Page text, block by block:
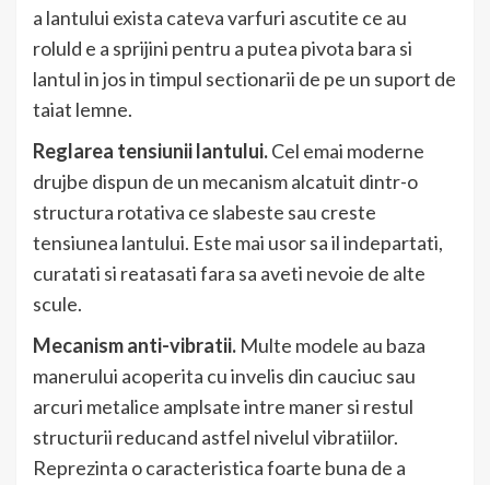
a lantului exista cateva varfuri ascutite ce au
roluld e a sprijini pentru a putea pivota bara si
lantul in jos in timpul sectionarii de pe un suport de
taiat lemne.
Reglarea tensiunii lantului.Cel emai moderne
drujbe dispun de un mecanism alcatuit dintr-o
structura rotativa ce slabeste sau creste
tensiunea lantului. Este mai usor sa il indepartati,
curatati si reatasati fara sa aveti nevoie de alte
scule.
Mecanism anti-vibratii. Multe modele au baza
manerului acoperita cu invelis din cauciuc sau
arcuri metalice amplsate intre maner si restul
structurii reducand astfel nivelul vibratiilor.
Reprezinta o caracteristica foarte buna de a